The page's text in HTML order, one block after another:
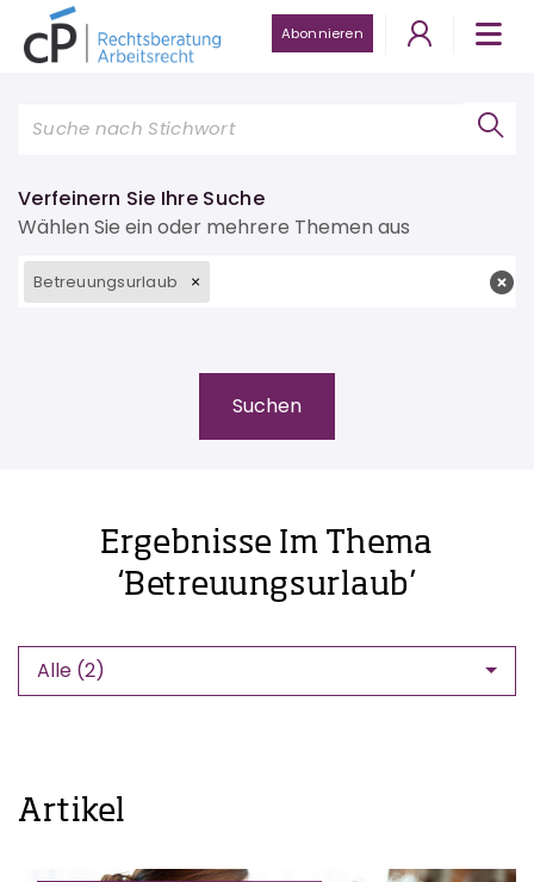
Abonnieren
Verfeinern Sie Ihre Suche
Wählen Sie ein oder mehrere Themen aus
Betreuungsurlaub
Ergebnisse Im Thema
‘Betreuungsurlaub’
Alle (2)
Artikel